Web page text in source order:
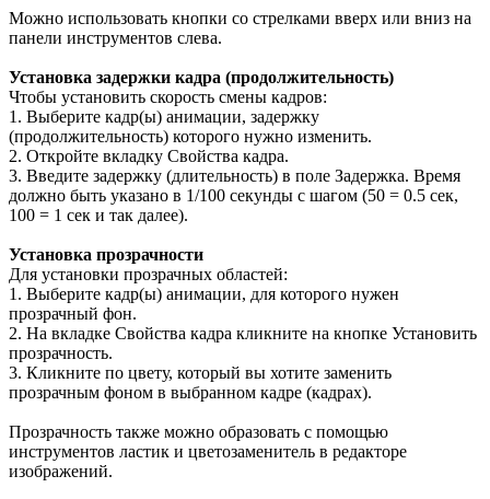
Можно использовать кнопки со стрелками вверх или вниз на
панели инструментов слева.
Установка задержки кадра (продолжительность)
Чтобы установить скорость смены кадров:
1. Выберите кадр(ы) анимации, задержку
(продолжительность) которого нужно изменить.
2. Откройте вкладку Свойства кадра.
3. Введите задержку (длительность) в поле Задержка. Время
должно быть указано в 1/100 секунды с шагом (50 = 0.5 сек,
100 = 1 сек и так далее).
Установка прозрачности
Для установки прозрачных областей:
1. Выберите кадр(ы) анимации, для которого нужен
прозрачный фон.
2. На вкладке Свойства кадра кликните на кнопке Установить
прозрачность.
3. Кликните по цвету, который вы хотите заменить
прозрачным фоном в выбранном кадре (кадрах).
Прозрачность также можно образовать с помощью
инструментов ластик и цветозаменитель в редакторе
изображений.